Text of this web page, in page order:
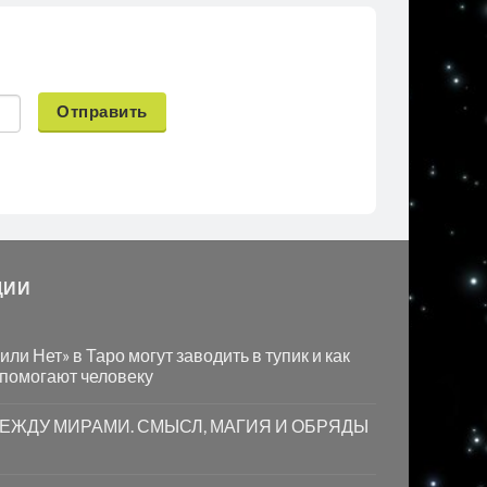
Отправить
Нет» в Таро могут заводить в тупик и как
человеку
МИРАМИ. СМЫСЛ, МАГИЯ И ОБРЯДЫ